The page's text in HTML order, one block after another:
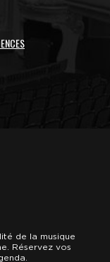
de la musique
Réservez vos